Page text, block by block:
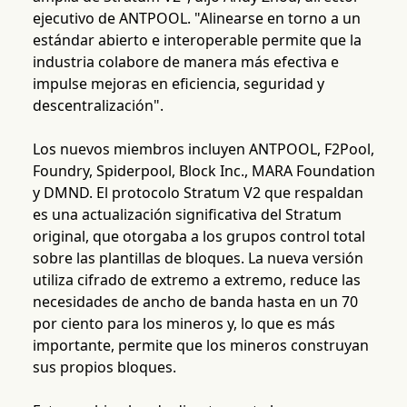
ejecutivo de ANTPOOL. "Alinearse en torno a un
estándar abierto e interoperable permite que la
industria colabore de manera más efectiva e
impulse mejoras en eficiencia, seguridad y
descentralización".
Los nuevos miembros incluyen ANTPOOL, F2Pool,
Foundry, Spiderpool, Block Inc., MARA Foundation
y DMND. El protocolo Stratum V2 que respaldan
es una actualización significativa del Stratum
original, que otorgaba a los grupos control total
sobre las plantillas de bloques. La nueva versión
utiliza cifrado de extremo a extremo, reduce las
necesidades de ancho de banda hasta en un 70
por ciento para los mineros y, lo que es más
importante, permite que los mineros construyan
sus propios bloques.